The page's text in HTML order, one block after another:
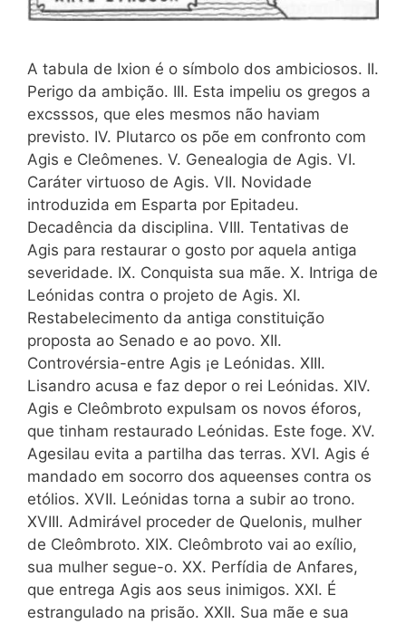
A tabula de Ixion é o símbolo dos ambiciosos. II.
Perigo da ambição. III. Esta impeliu os gregos a
excsssos, que eles mesmos não haviam
previsto. IV. Plutarco os põe em confronto com
Agis e Cleômenes. V. Genealogia de Agis. VI.
Caráter virtuoso de Agis. VII. Novidade
introduzida em Esparta por Epitadeu.
Decadência da disciplina. VIII. Tentativas de
Agis para restaurar o gosto por aquela antiga
severidade. IX. Conquista sua mãe. X. Intriga de
Leónidas contra o projeto de Agis. XI.
Restabelecimento da antiga constituição
proposta ao Senado e ao povo. XII.
Controvérsia-entre Agis ¡e Leónidas. XIII.
Lisandro acusa e faz depor o rei Leónidas. XIV.
Agis e Cleômbroto expulsam os novos éforos,
que tinham restaurado Leónidas. Este foge. XV.
Agesilau evita a partilha das terras. XVI. Agis é
mandado em socorro dos aqueenses contra os
etólios. XVII. Leónidas torna a subir ao trono.
XVIII. Admirável proceder de Quelonis, mulher
de Cleômbroto. XIX. Cleômbroto vai ao exílio,
sua mulher segue-o. XX. Perfídia de Anfares,
que entrega Agis aos seus inimigos. XXI. É
estrangulado na prisão. XXII. Sua mãe e sua